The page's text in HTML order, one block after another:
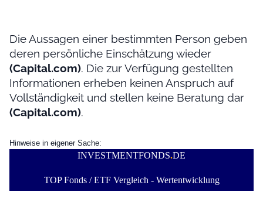
Die Aussagen einer bestimmten Person geben
deren persönliche Einschätzung wieder
(Capital.com). Die zur Verfügung gestellten
Informationen erheben keinen Anspruch auf
Vollständigkeit und stellen keine Beratung dar
(Capital.com).
Hinweise in eigener Sache:
INVESTMENTFONDS.DE
TOP Fonds / ETF Vergleich - Wertentwicklung